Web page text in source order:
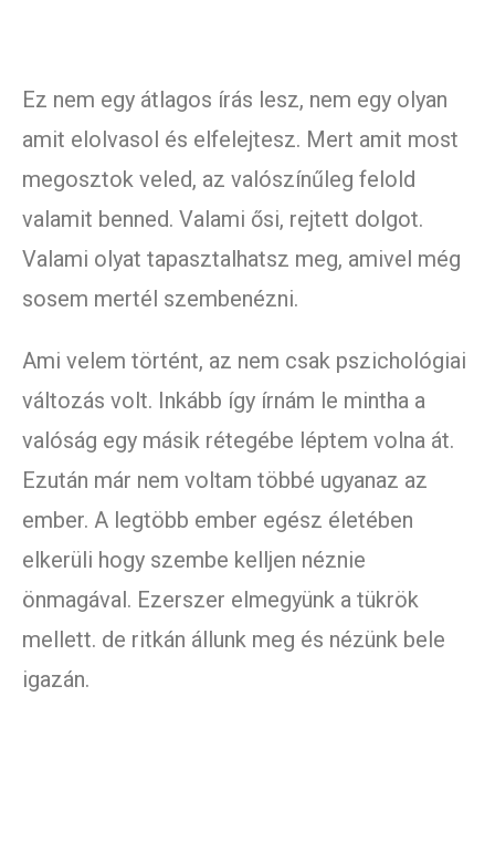
Ez nem egy átlagos írás lesz, nem egy olyan
amit elolvasol és elfelejtesz. Mert amit most
megosztok veled, az valószínűleg felold
valamit benned. Valami ősi, rejtett dolgot.
Valami olyat tapasztalhatsz meg, amivel még
sosem mertél szembenézni.
Ami velem történt, az nem csak pszichológiai
változás volt. Inkább így írnám le mintha a
valóság egy másik rétegébe léptem volna át.
Ezután már nem voltam többé ugyanaz az
ember. A legtöbb ember egész életében
elkerüli hogy szembe kelljen néznie
önmagával. Ezerszer elmegyünk a tükrök
mellett. de ritkán állunk meg és nézünk bele
igazán.